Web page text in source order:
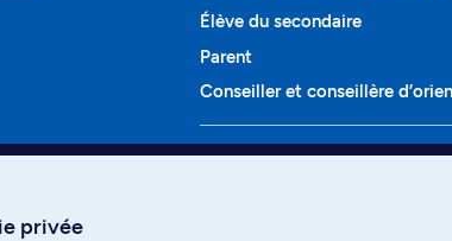
Élève du secondaire
Parent
Conseiller et conseillère
Programmes et cours
privée